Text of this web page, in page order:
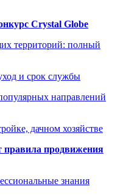
Crystal Globe
территорий: полный
и срок службы
направлений
дачном хозяйстве
продвижения
знания